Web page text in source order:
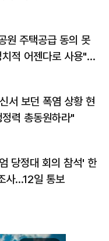
원 주택공급 동의 못
적 어젠다로 사용"
서 보던 폭염 상황 현
력 총동원하라"
당정대 회의 참석' 한
사...12일 통보